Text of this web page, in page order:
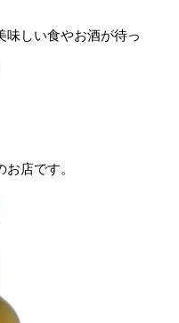
味しい食やお酒が待っ
店です。